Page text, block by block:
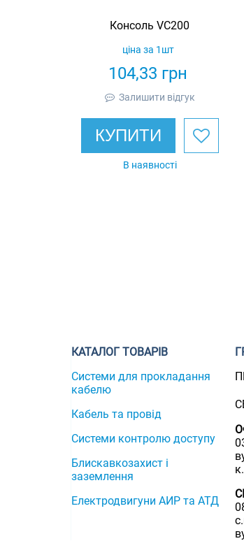
Консоль VC200
104,33 грн
ціна за 1шт
Залишити відгук
КУПИТИ
В наявності
КАТАЛОГ ТОВАРІВ
Системи для прокладання
кабелю
Кабель та провід
Системи контролю доступу
Блискавкозахист і
заземлення
Електродвигуни АИР та АТД